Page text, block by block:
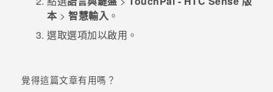
本 > 智慧輸入 。
選取選項加以啟用。
覺得這篇文章有用嗎？